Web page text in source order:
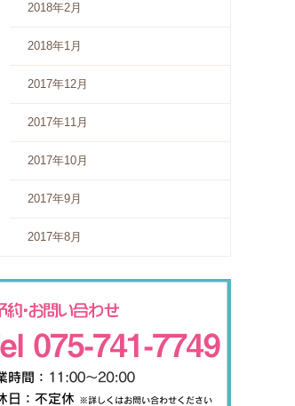
2018年2月
2018年1月
2017年12月
2017年11月
2017年10月
2017年9月
2017年8月